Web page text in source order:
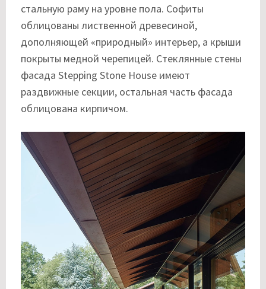
стальную раму на уровне пола. Софиты
облицованы лиственной древесиной,
дополняющей «природный» интерьер, а крыши
покрыты медной черепицей. Стеклянные стены
фасада Stepping Stone House имеют
раздвижные секции, остальная часть фасада
облицована кирпичом.